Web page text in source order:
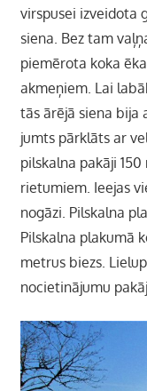
virspusei izveidota
siena. Bez tam
piemērota koka
akmeņiem. Lai
tās ārējā siena bija
jumts pārklāts ar
pilskalna pakāji
rietumiem. Ieejas
nogāzi. Pilskalna
Pilskalna plakumā
metrus biezs.
nocietinājumu